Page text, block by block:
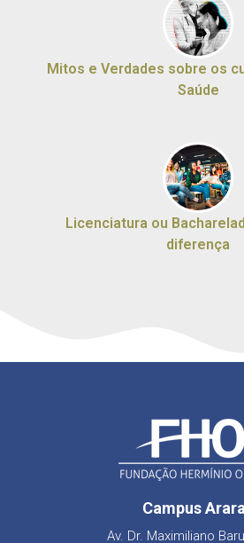
Mitos e Verdades sobre os
Saúde
Licenciatura ou
diferença
Campus
Av. Dr. Maximiliano